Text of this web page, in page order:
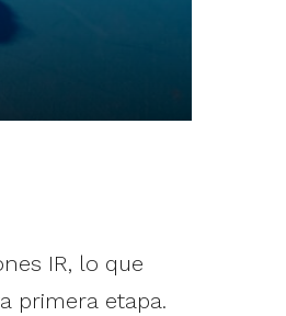
IR, lo que
primera etapa.